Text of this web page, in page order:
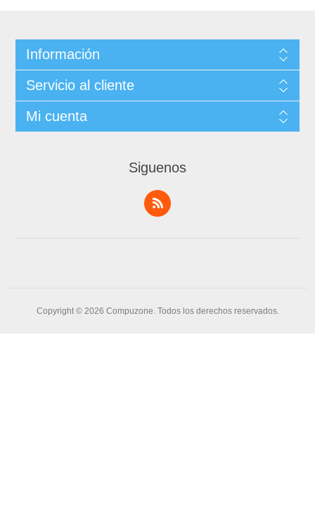
Información
Servicio al cliente
Mi cuenta
Siguenos
Copyright © 2026 Compuzone. Todos los derechos reservados.